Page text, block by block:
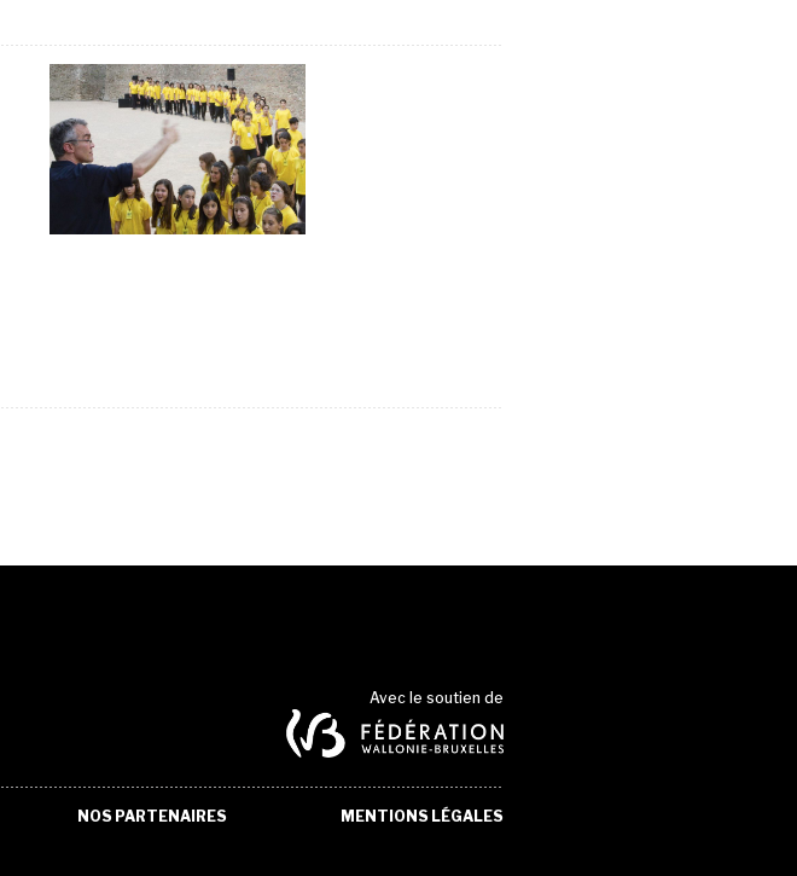
Avec le soutien de
NOS PARTENAIRES MENTIONS LÉGALES